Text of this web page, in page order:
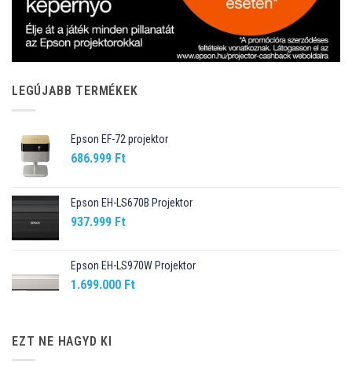
LEGÚJABB TERMÉKEK
Epson EF-72 projektor
686.999 Ft
Epson EH-LS670B Projektor
937.999 Ft
Epson EH-LS970W Projektor
1.699.000 Ft
EZT NE HAGYD KI